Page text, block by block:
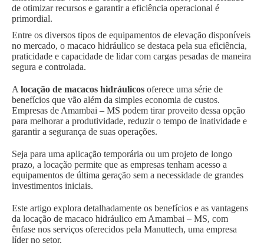
de otimizar recursos e garantir a eficiência operacional é
primordial.
Entre os diversos tipos de equipamentos de elevação disponíveis
no mercado, o macaco hidráulico se destaca pela sua eficiência,
praticidade e capacidade de lidar com cargas pesadas de maneira
segura e controlada.
A locação de macacos hidráulicos oferece uma série de
benefícios que vão além da simples economia de custos.
Empresas de Amambai – MS podem tirar proveito dessa opção
para melhorar a produtividade, reduzir o tempo de inatividade e
garantir a segurança de suas operações.
Seja para uma aplicação temporária ou um projeto de longo
prazo, a locação permite que as empresas tenham acesso a
equipamentos de última geração sem a necessidade de grandes
investimentos iniciais.
Este artigo explora detalhadamente os benefícios e as vantagens
da locação de macaco hidráulico em Amambai – MS, com
ênfase nos serviços oferecidos pela Manuttech, uma empresa
líder no setor.